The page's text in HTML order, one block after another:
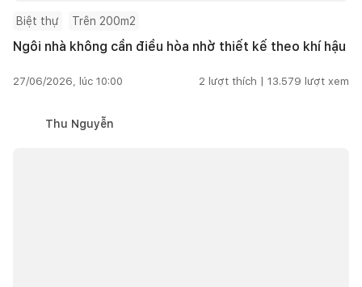
Biệt thự Trên 200m2
Ngôi nhà không cần điều hòa nhờ thiết kế theo khí hậu
27/06/2026, lúc 10:00 2 lượt thích | 13.579 lượt xem
Thu Nguyễn